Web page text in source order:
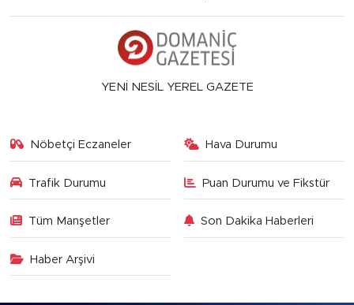
YENİ NESİL YEREL GAZETE
Nöbetçi Eczaneler Hava Durumu
Trafik Durumu Puan Durumu ve Fikstür
Tüm Manşetler Son Dakika Haberleri
Haber Arşivi